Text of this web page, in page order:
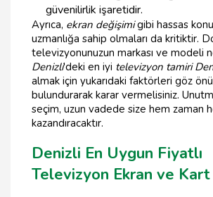
güvenilirlik işaretidir.
Ayrıca, ekran değişimigibi hassas
uzmanlığa sahip olmaları da kritiktir.
televizyonunuzun markası ve modeli
Denizli'deki en iyi televizyon tamiri
almak için yukarıdaki faktörleri göz
bulundurarak karar vermelisiniz.
seçim, uzun vadede size hem zaman
kazandıracaktır.
Denizli En Uygun Fiyatlı
Televizyon Ekran ve Kart